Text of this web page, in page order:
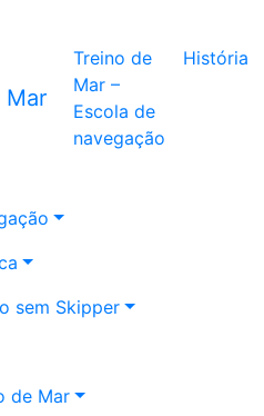
Treino de
Mar –
Escola de
navegação
História
sem Skipper
de Mar